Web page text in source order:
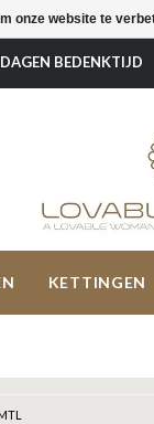
BEDENKTIJD
KETTINGEN
onze website te